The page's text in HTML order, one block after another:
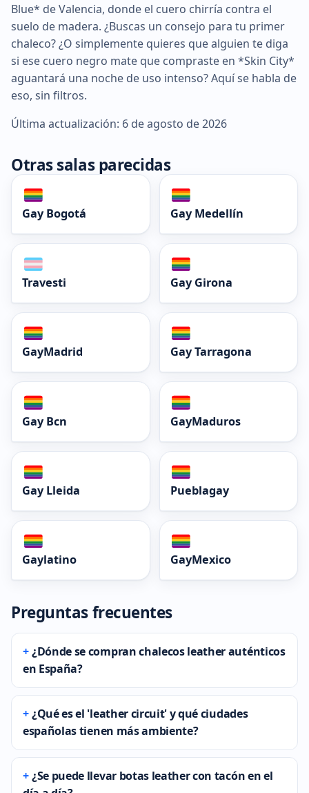
Blue* de Valencia, donde el cuero chirría contra el
suelo de madera. ¿Buscas un consejo para tu primer
chaleco? ¿O simplemente quieres que alguien te diga
si ese cuero negro mate que compraste en *Skin City*
aguantará una noche de uso intenso? Aquí se habla de
eso, sin filtros.
Última actualización: 6 de agosto de 2026
Otras salas parecidas
Gay Bogotá Gay Medellín
Travesti Gay Girona
GayMadrid Gay Tarragona
Gay Bcn GayMaduros
Gay Lleida Pueblagay
Gaylatino GayMexico
Preguntas frecuentes
¿Dónde se compran chalecos leather auténticos
en España?
¿Qué es el 'leather circuit' y qué ciudades
españolas tienen más ambiente?
¿Se puede llevar botas leather con tacón en el